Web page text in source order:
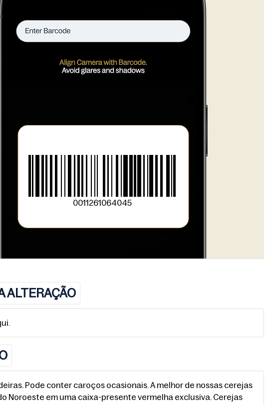
0011261064045
ALTERAÇÃO
Pode conter caroços ocasionais. A melhor de nossas cerejas
Noroeste em uma caixa-presente vermelha exclusiva. Cerejas